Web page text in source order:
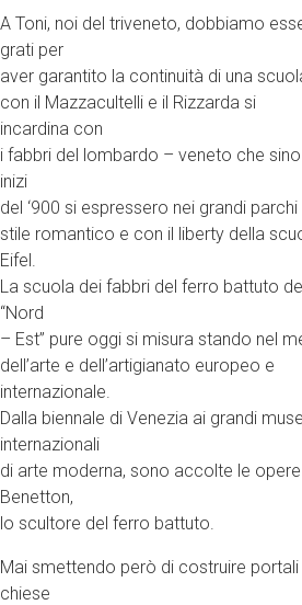
A Toni, noi del triveneto, dobbiamo
grati per
aver garantito la continuità di una
con il Mazzacultelli e il Rizzarda si
incardina con
i fabbri del lombardo – veneto che
inizi
del ‘900 si espressero nei grandi
stile romantico e con il liberty della
Eifel.
La scuola dei fabbri del ferro battuto
“Nord
– Est” pure oggi si misura stando nel
dell’arte e dell’artigianato europeo e
internazionale.
Dalla biennale di Venezia ai grandi
internazionali
di arte moderna, sono accolte le
Benetton,
lo scultore del ferro battuto.
Mai smettendo però di costruire portali
chiese